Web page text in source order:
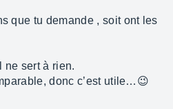
que tu demande , soit ont les
ne sert à rien.
donc c’est utile…😉